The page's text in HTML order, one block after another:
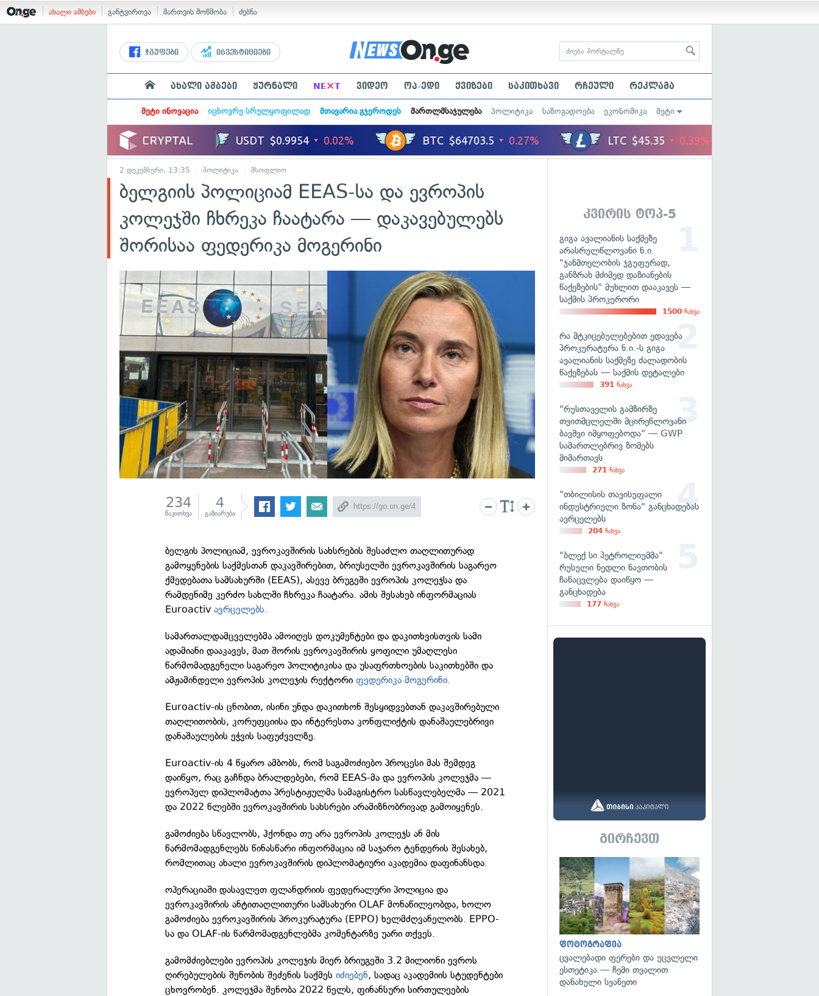
ახალი ამბები განტვირთვა მართვის მოწმობა ძებნა
ჯგუფები ინვესტიციები
ახალი ამბები ჟურნალი NE×T ვიდეო ოპ-ედი ქვიზები საკითხავი რჩეული რეკლამა
მეტი ინოვაცია იცხოვრე სრულყოფილად მთავარია გჯეროდეს მართლმსაჯულება პოლიტიკა საზოგადოება ეკონომიკა მეტი
2 დეკემბერი, 13:35 პოლიტიკა მსოფლიო
ბელგიის პოლიციამ EEAS-სა და ევროპის
კოლეჯში ჩხრეკა ჩაატარა — დაკავებულებს
შორისაა ფედერიკა მოგერინი
234
წაკითხვა
4
გაზიარება
ბელგის პოლიციამ, ევროკავშირის სახსრების შესაძლო თაღლითურად
გამოყენების საქმესთან დაკავშირებით, ბრიუსელში ევროკავშირის საგარეო
ქმედებათა სამსახურში (EEAS), ასევე ბრუგეში ევროპის კოლეჯსა და
რამდენიმე კერძო სახლში ჩხრეკა ჩაატარა. ამის შესახებ ინფორმაციას
Euroactivავრცელებს.
სამართალდამცველებმა ამოიღეს დოკუმენტები და დაკითხვისთვის სამი
ადამიანი დააკავეს, მათ შორის ევროკავშირის ყოფილი უმაღლესი
წარმომადგენელი საგარეო პოლიტიკისა და უსაფრთხოების საკითხებში და
ამჟამინდელი ევროპის კოლეჯის რექტორიფედერიკა მოგერინი.
Euroactiv-ის ცნობით, ისინი უნდა დაკითხონ შესყიდვებთან დაკავშირებული
თაღლითობის, კორუფციისა და ინტერესთა კონფლიქტის დანაშაულებრივი
დანაშაულების ეჭვის საფუძველზე.
Euroactiv-ის 4 წყარო ამბობს, რომ საგამოძიებო პროცესი მას შემდეგ
დაიწყო, რაც გაჩნდა ბრალდებები, რომ EEAS-მა და ევროპის კოლეჯმა —
ევროპელ დიპლომატთა პრესტიჟულმა სამაგისტრო სასწავლებელმა — 2021
და 2022 წლებში ევროკავშირის სახსრები არამიზნობრივად გამოიყენეს.
გამოძიება სწავლობს, ჰქონდა თუ არა ევროპის კოლეჯს ან მის
წარმომადგენლებს წინასწარი ინფორმაცია იმ საჯარო ტენდერის შესახებ,
რომლითაც ახალი ევროკავშირის დიპლომატიური აკადემია დაფინანსდა.
ოპერაციაში დასავლეთ ფლანდრიის ფედერალური პოლიცია და
ევროკავშირის ანტითაღლითური სამსახური OLAF მონაწილეობდა, ხოლო
გამოძიება ევროკავშირის პროკურატურა (EPPO) ხელმძღვანელობს. EPPO-
სა და OLAF-ის წარმომადგენლებმა კომენტარზე უარი თქვეს.
გამომძიებლები ევროპის კოლეჯის მიერ ბრიუგეში 3.2 მილიონი ევროს
ღირებულების შენობის შეძენის საქმესიძიებენ, სადაც აკადემიის სტუდენტები
ცხოვრობენ. კოლეჯმა შენობა 2022 წელს, ფინანსური სირთულეების
კვირის ტოპ-5
გიგა ავალიანის საქმეზე
არასრულწლოვანი ნ.ი.
"ჯანმთელობის ჯგუფურად,
განზრახ მძიმედ დაზიანების
წაქეზების" მუხლით დააკავეს —
საქმის პროკურორი
1500 ნახვა
რა მტკიცებულებებით ედავება
პროკურატურა ნ.ი.-ს გიგა
ავალიანის საქმეზე ძალადობის
წაქეზებას — საქმის დეტალები
391 ნახვა
"რუსთაველის გამზირზე
თვითმცლელში მცირეწლოვანი
ბავშვი იმყოფებოდა" — GWP
სამართლებრივ ზომებს
მიმართავს
271 ნახვა
"თბილისის თავისუფალი
ინდუსტრიული ზონა" განცხადებას
ავრცელებს
204 ნახვა
"ბლექ სი პეტროლიუმმა"
რუსული ნედლი ნავთობის
ჩანაცვლება დაიწყო —
განცხადება
177 ნახვა
გირჩევთ
ფოტოგრაფია
ცვალებადი ფერები და უცვლელი
ესთეტიკა — ჩემი თვალით
დანახული სვანეთი